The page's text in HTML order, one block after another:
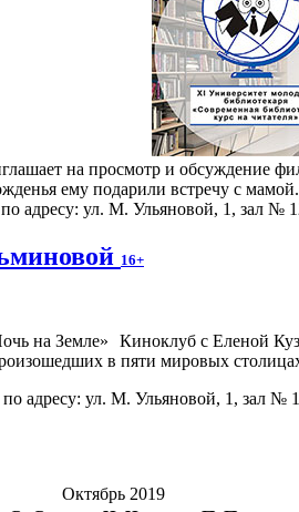
на просмотр и обсуждение
ему подарили встречу с мамой.
по адресу: ул. М. Ульяновой, 1, зал №
16+
Киноклуб с Еленой
в пяти мировых
по адресу: ул. М. Ульяновой, 1, зал №
Октябрь 2019